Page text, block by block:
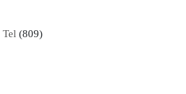
Tel (809)